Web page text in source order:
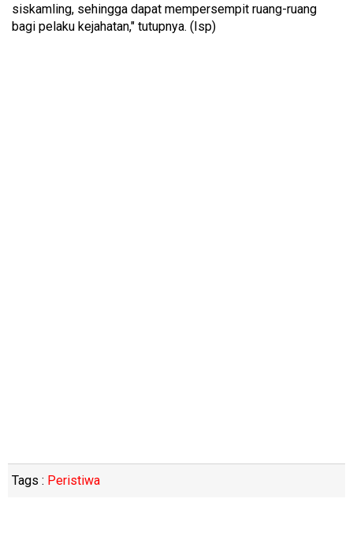
siskamling, sehingga dapat mempersempit ruang-ruang
bagi pelaku kejahatan," tutupnya. (Isp)
Tags : Peristiwa